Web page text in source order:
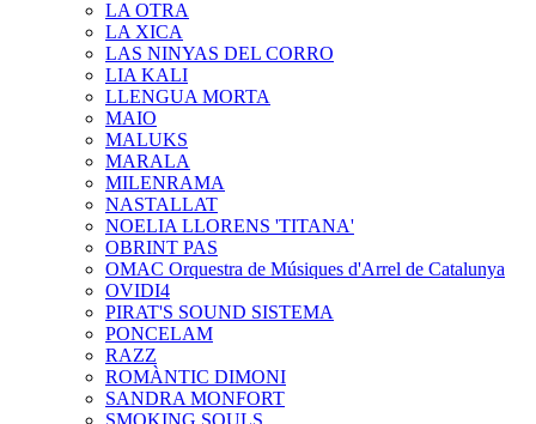
LA OTRA
LA XICA
LAS NINYAS DEL CORRO
LIA KALI
LLENGUA MORTA
MAIO
MALUKS
MARALA
MILENRAMA
NASTALLAT
NOELIA LLORENS 'TITANA'
OBRINT PAS
OMAC Orquestra de Músiques d'Arrel de Catalunya
OVIDI4
PIRAT'S SOUND SISTEMA
PONCELAM
RAZZ
ROMÀNTIC DIMONI
SANDRA MONFORT
SMOKING SOULS